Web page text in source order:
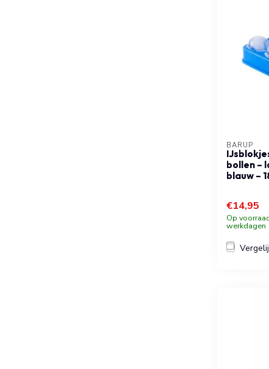
BARUP
bollen –
blauw –
€14,95
Op
werkdagen